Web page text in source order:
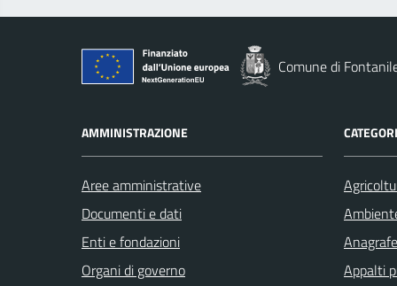
Comune di
AMMINISTRAZIONE
Aree amministrative
Documenti e dati
Enti e fondazioni
Organi di governo
Appalti